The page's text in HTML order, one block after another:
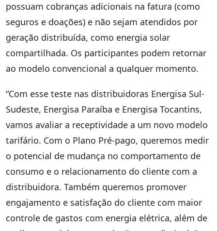
possuam cobranças adicionais na fatura (como
seguros e doações) e não sejam atendidos por
geração distribuída, como energia solar
compartilhada. Os participantes podem retornar
ao modelo convencional a qualquer momento.
“Com esse teste nas distribuidoras Energisa Sul-
Sudeste, Energisa Paraíba e Energisa Tocantins,
vamos avaliar a receptividade a um novo modelo
tarifário. Com o Plano Pré-pago, queremos medir
o potencial de mudança no comportamento de
consumo e o relacionamento do cliente com a
distribuidora. Também queremos promover
engajamento e satisfação do cliente com maior
controle de gastos com energia elétrica, além de